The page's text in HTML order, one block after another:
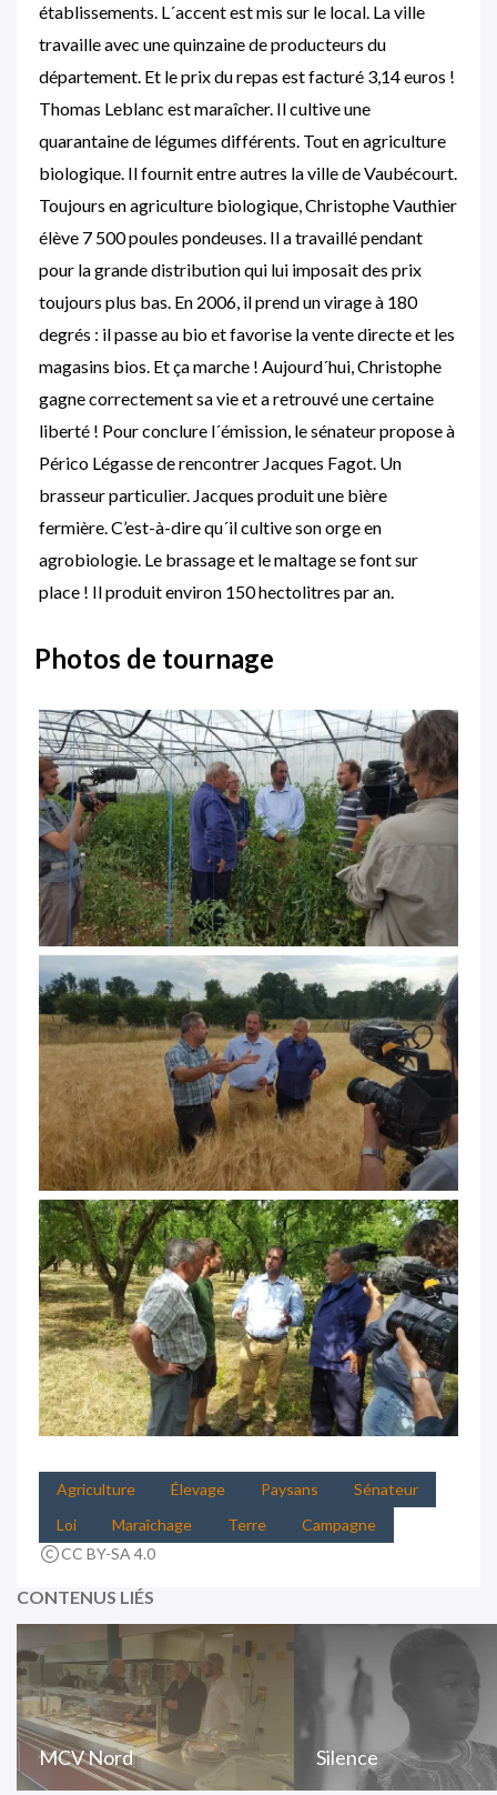
établissements. L´accent est mis sur le local. La ville
travaille avec une quinzaine de producteurs du
département. Et le prix du repas est facturé 3,14 euros !
Thomas Leblanc est maraîcher. Il cultive une
quarantaine de légumes différents. Tout en agriculture
biologique. Il fournit entre autres la ville de Vaubécourt.
Toujours en agriculture biologique, Christophe Vauthier
élève 7 500 poules pondeuses. Il a travaillé pendant
pour la grande distribution qui lui imposait des prix
toujours plus bas. En 2006, il prend un virage à 180
degrés : il passe au bio et favorise la vente directe et les
magasins bios. Et ça marche ! Aujourd´hui, Christophe
gagne correctement sa vie et a retrouvé une certaine
liberté ! Pour conclure l´émission, le sénateur propose à
Périco Légasse de rencontrer Jacques Fagot. Un
brasseur particulier. Jacques produit une bière
fermière. C’est-à-dire qu´il cultive son orge en
agrobiologie. Le brassage et le maltage se font sur
place ! Il produit environ 150 hectolitres par an.
Photos de tournage
Agriculture Élevage Paysans
Sénateur
Loi
Maraîchage Terre
Campagne
CC BY-SA 4.0
CONTENUS LIÉS
MCV Nord Silence